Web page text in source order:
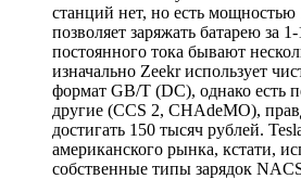
станций нет, но есть мощностью
позволяет заряжать батарею за
постоянного тока бывают
изначально Zeekr использует
формат GB/T (DC), однако есть
другие (CCS 2, CHAdeMO),
достигать 150 тысяч рублей.
американского рынка, кстати,
собственные типы зарядок